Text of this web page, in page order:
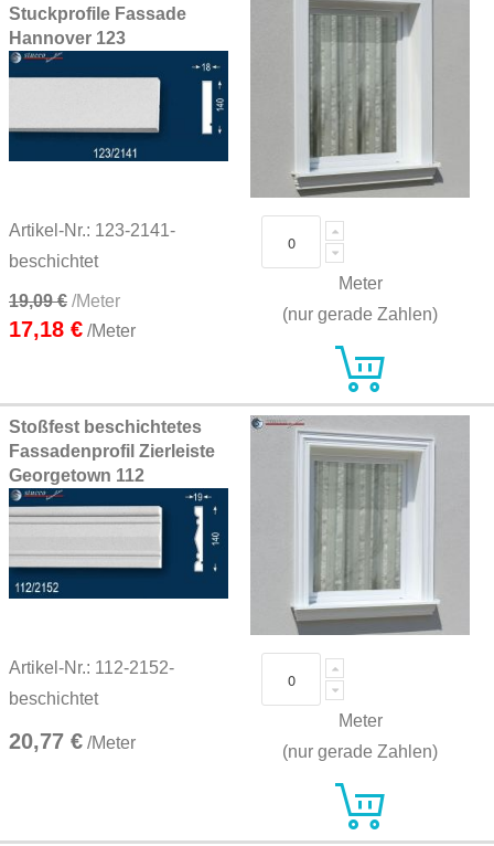
Stuckprofile Fassade
Hannover 123
Artikel-Nr.: 123-2141-
beschichtet
19,09 € /Meter
17,18 € /Meter
Meter
(nur gerade Zahlen)
Stoßfest beschichtetes
Fassadenprofil Zierleiste
Georgetown 112
Artikel-Nr.: 112-2152-
beschichtet
20,77 € /Meter
Meter
(nur gerade Zahlen)